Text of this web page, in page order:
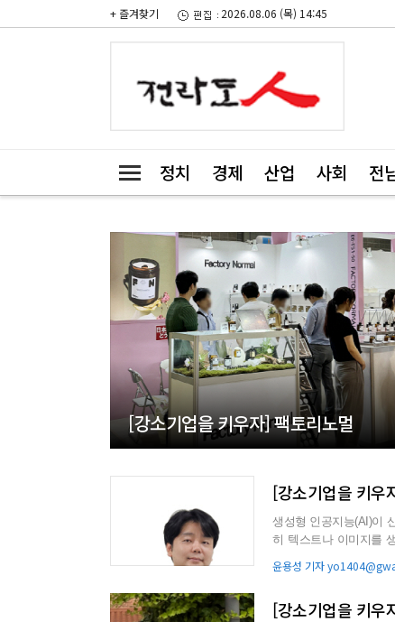
+ 즐겨찾기 2026.08.06 (목) 14:45
정치 경제 산업 사회 전
[강소기업을 키우자] 팩토리노멀
[강소기업을 키우
생성형 인공지능(AI)이
히 텍스트나 이미지를
윤용성 기자
[강소기업을 키우